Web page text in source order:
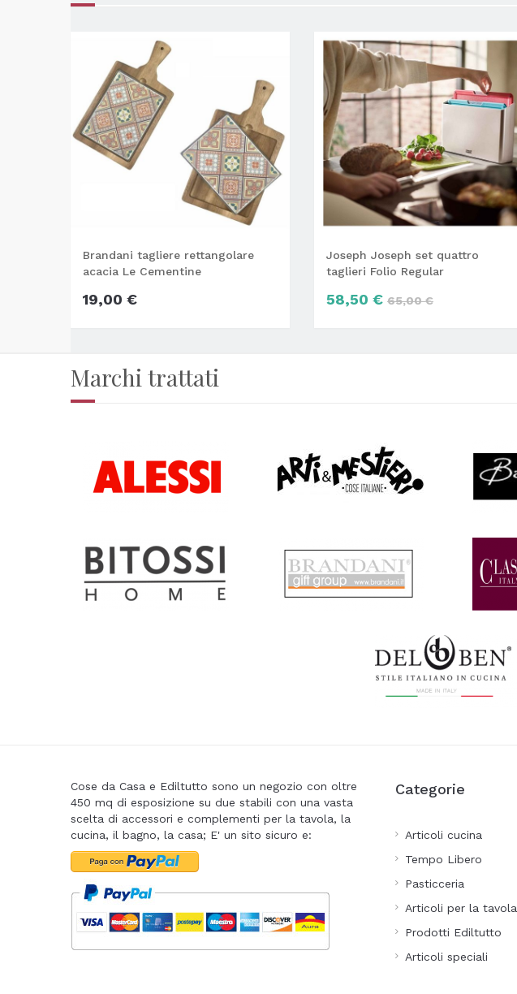
Brandani tagliere rettangolare
acacia Le Cementine
19,00 €
Joseph Joseph set quattro
taglieri Folio Regular
58,50 € 65,00 €
Marchi trattati
Cose da Casa e Ediltutto sono un negozio con oltre
450 mq di esposizione su due stabili con una vasta
scelta di accessori e complementi per la tavola, la
cucina, il bagno, la casa; E' un sito sicuro e:
Categorie
Articoli cucina
Tempo Libero
Pasticceria
Articoli per la tavola
Prodotti Ediltutto
Articoli speciali